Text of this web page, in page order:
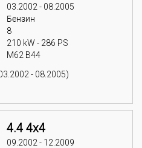
03.2002 - 08.2005
Бензин
8
210 kW - 286 PS
M62 B44
- 08.2005)
4.4 4x4
09.2002 - 12.2009